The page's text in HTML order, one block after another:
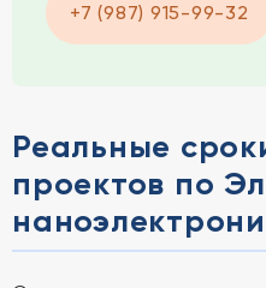
+7 (987) 915-99-32
Реальные
проектов по